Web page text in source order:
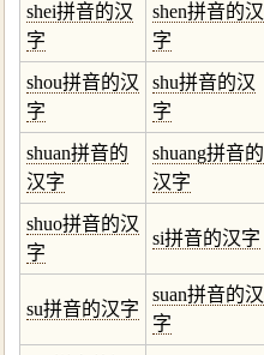
shei拼音的汉
字
shen拼音的汉
字
shou拼音的汉
字
shu拼音的汉
字
shuan拼音的
汉字
shuang拼音的
汉字
shuo拼音的汉
字
si拼音的汉字
su拼音的汉字
suan拼音的汉
字